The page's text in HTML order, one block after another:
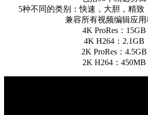
5种不同的类别：快速，大胆，精致
兼容所有视频编辑应
4K ProRes：15GB
4K H264：2.1GB
2K ProRes：4.5GB
2K H264：450MB